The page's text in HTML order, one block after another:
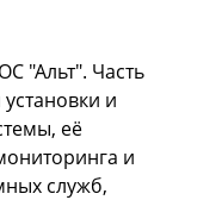
"Альт". Часть
и
её
и
служб,